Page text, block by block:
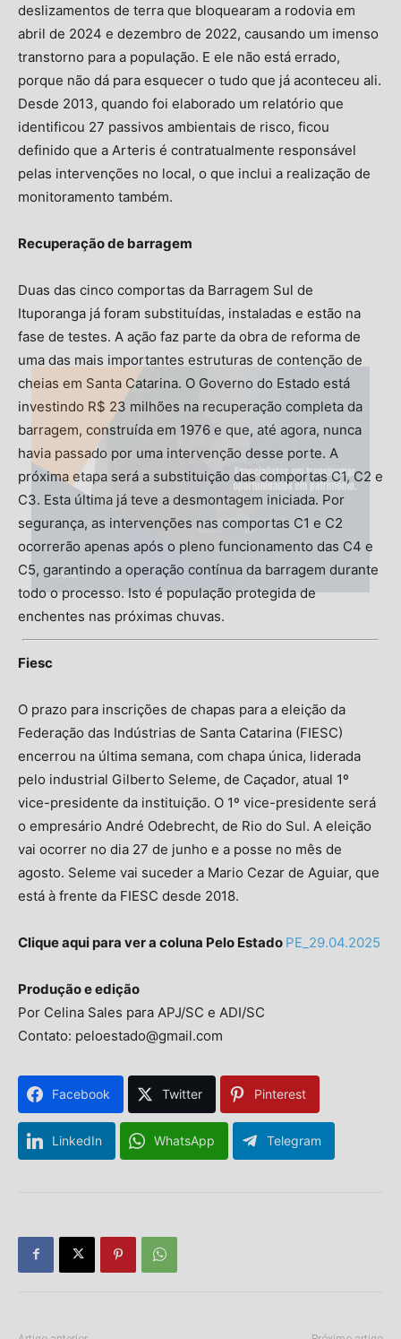
deslizamentos de terra que bloquearam a rodovia em
abril de 2024 e dezembro de 2022, causando um imenso
transtorno para a população. E ele não está errado,
porque não dá para esquecer o tudo que já aconteceu ali.
Desde 2013, quando foi elaborado um relatório que
identificou 27 passivos ambientais de risco, ficou
definido que a Arteris é contratualmente responsável
pelas intervenções no local, o que inclui a realização de
monitoramento também.
Recuperação de barragem
Duas das cinco comportas da Barragem Sul de
Ituporanga já foram substituídas, instaladas e estão na
fase de testes. A ação faz parte da obra de reforma de
uma das mais importantes estruturas de contenção de
cheias em Santa Catarina. O Governo do Estado está
investindo R$ 23 milhões na recuperação completa da
barragem, construída em 1976 e que, até agora, nunca
havia passado por uma intervenção desse porte. A
próxima etapa será a substituição das comportas C1, C2 e
C3. Esta última já teve a desmontagem iniciada. Por
segurança, as intervenções nas comportas C1 e C2
ocorrerão apenas após o pleno funcionamento das C4 e
C5, garantindo a operação contínua da barragem durante
todo o processo. Isto é população protegida de
enchentes nas próximas chuvas.
Fiesc
O prazo para inscrições de chapas para a eleição da
Federação das Indústrias de Santa Catarina (FIESC)
encerrou na última semana, com chapa única, liderada
pelo industrial Gilberto Seleme, de Caçador, atual 1º
vice-presidente da instituição. O 1º vice-presidente será
o empresário André Odebrecht, de Rio do Sul. A eleição
vai ocorrer no dia 27 de junho e a posse no mês de
agosto. Seleme vai suceder a Mario Cezar de Aguiar, que
está à frente da FIESC desde 2018.
Clique aqui para ver a coluna Pelo Estado PE_29.04.2025
Produção e edição
Por Celina Sales para APJ/SC e ADI/SC
Contato: peloestado@gmail.com
Facebook Twitter Pinterest
LinkedIn WhatsApp Telegram
Isso vai fechar em14 segundos